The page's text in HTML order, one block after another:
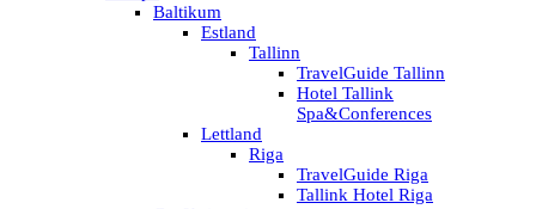
Baltikum
Estland
Tallinn
TravelGuide Tallinn
Hotel Tallink
Spa&Conferences
Lettland
Riga
TravelGuide Riga
Tallink Hotel Riga